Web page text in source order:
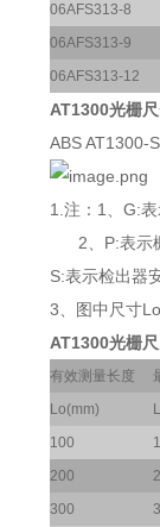
06AFS313-8
06AFS313-9
06AFS313-12
AT1300光栅尺
ABS AT1300-
1.注：1、G:
2、P:表示
S:表示检出器
3、图中尺寸
AT1300光栅尺
有效测量长度
Lo(mm)
100
200
300